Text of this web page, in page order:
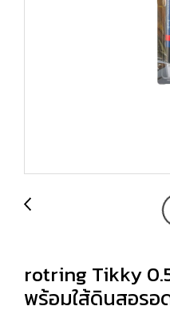
rotring Tikky
พร้อมใส้ดินสอรอ